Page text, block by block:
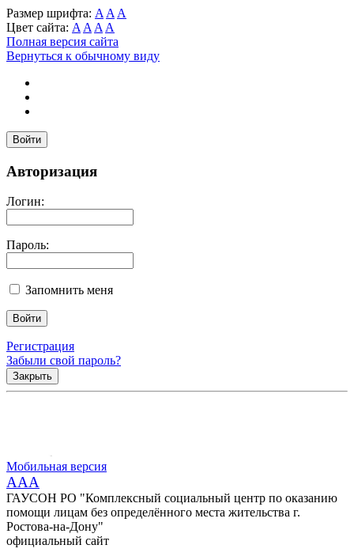
Размер шрифта: A A A
Цвет сайта: A A A A
Полная версия сайта
Вернуться к обычному виду
Войти
Авторизация
Логин:
Пароль:
Запомнить меня
Регистрация
Забыли свой пароль?
Закрыть
Мобильная версия
AAA
ГАУСОН РО "Комплексный социальный центр по оказанию
помощи лицам без определённого места жительства г.
Ростова-на-Дону"
официальный сайт